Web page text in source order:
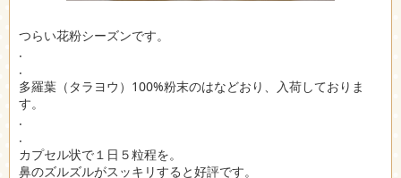
つらい花粉シーズンです。
.
.
多羅葉（タラヨウ）100%粉末のはなどおり、入荷しておりま
す。
.
.
カプセル状で１日５粒程を。
鼻のズルズルがスッキリすると好評です。